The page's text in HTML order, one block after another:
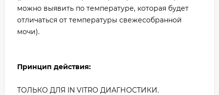
можно выявить по температуре, которая будет
отличаться от температуры свежесобранной
мочи).
Принцип действия:
ТОЛЬКО ДЛЯ IN VITRO ДИАГНОСТИКИ.